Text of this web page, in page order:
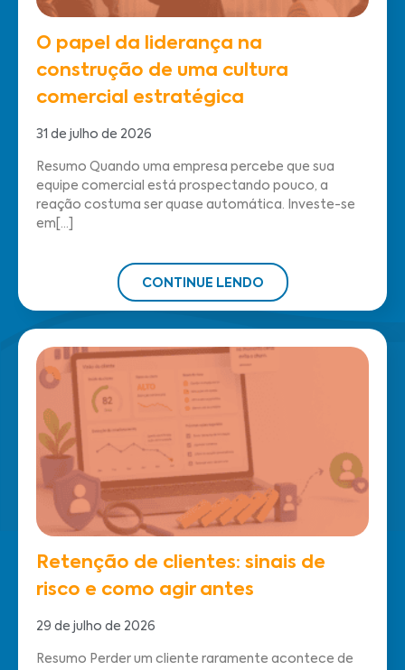
O papel da liderança na
construção de uma cultura
comercial estratégica
31 de julho de 2026
Resumo Quando uma empresa percebe que sua
equipe comercial está prospectando pouco, a
reação costuma ser quase automática. Investe-se
em[...]
CONTINUE LENDO
Retenção de clientes: sinais de
risco e como agir antes
29 de julho de 2026
Resumo Perder um cliente raramente acontece de